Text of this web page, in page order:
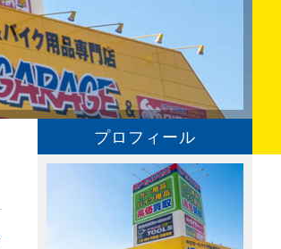
プロフィール